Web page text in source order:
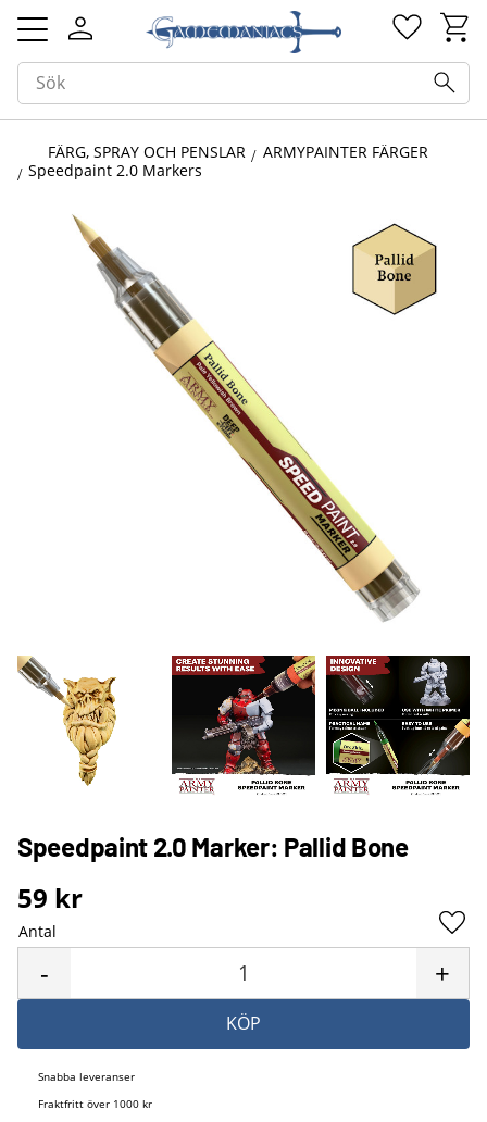
Meny
FÄRG, SPRAY OCH PENSLAR
ARMYPAINTER FÄRGER
Speedpaint 2.0 Markers
Speedpaint 2.0 Marker: Pallid Bone
59 kr
Antal
+
-
KÖP
Snabba leveranser
Fraktfritt över 1000 kr